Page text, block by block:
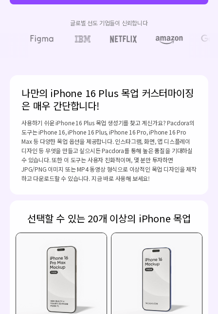
글로벌 선도 기업들이 신뢰합니다
나만의 iPhone 16 Plus 목업 커스터마이징
은 매우 간단합니다!
사용하기 쉬운 iPhone 16 Plus 목업 생성기를 찾고 계신가요? Pacdora의
도구는 iPhone 16, iPhone 16 Plus, iPhone 16 Pro, iPhone 16 Pro
Max 등 다양한 목업 옵션을 제공합니다. 인스타그램, 화면, 앱 디스플레이
디자인 등 무엇을 만들고 싶으시든 Pacdora를 통해 높은 품질을 기대하실
수 있습니다. 또한 이 도구는 사용자 친화적이며, 몇 분만 투자하면
JPG/PNG 이미지 또는 MP4 동영상 형식으로 이상적인 목업 디자인을 제작
하고 다운로드할 수 있습니다. 지금 바로 사용해 보세요!
선택할 수 있는 20개 이상의 iPhone 목업